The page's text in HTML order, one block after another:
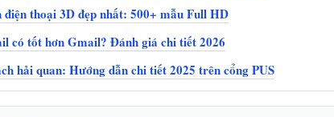
điện thoại 3D đẹp nhất: 500+ mẫu Full HD
có tốt hơn Gmail? Đánh giá chi tiết 2026
hải quan: Hướng dẫn chi tiết 2025 trên cổng PUS